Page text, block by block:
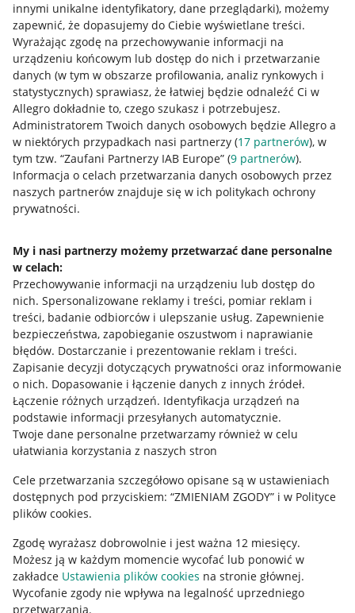
innymi unikalne identyfikatory, dane przeglądarki), możemy
zapewnić, że dopasujemy do Ciebie wyświetlane treści.
Wyrażając zgodę na przechowywanie informacji na
urządzeniu końcowym lub dostęp do nich i przetwarzanie
danych (w tym w obszarze profilowania, analiz rynkowych i
statystycznych) sprawiasz, że łatwiej będzie odnaleźć Ci w
Allegro dokładnie to, czego szukasz i potrzebujesz.
Administratorem Twoich danych osobowych będzie Allegro a
w niektórych przypadkach nasi partnerzy (17 partnerów), w
tym tzw. “Zaufani Partnerzy IAB Europe” (9 partnerów).
Informacja o celach przetwarzania danych osobowych przez
naszych partnerów znajduje się w ich politykach ochrony
prywatności.
My i nasi partnerzy możemy przetwarzać dane personalne
w celach:
Przechowywanie informacji na urządzeniu lub dostęp do
nich. Spersonalizowane reklamy i treści, pomiar reklam i
treści, badanie odbiorców i ulepszanie usług. Zapewnienie
bezpieczeństwa, zapobieganie oszustwom i naprawianie
błędów. Dostarczanie i prezentowanie reklam i treści.
Zapisanie decyzji dotyczących prywatności oraz informowanie
o nich. Dopasowanie i łączenie danych z innych źródeł.
Łączenie różnych urządzeń. Identyfikacja urządzeń na
podstawie informacji przesyłanych automatycznie.
Twoje dane personalne przetwarzamy również w celu
ułatwiania korzystania z naszych stron
Cele przetwarzania szczegółowo opisane są w ustawieniach
dostępnych pod przyciskiem: “ZMIENIAM ZGODY” i w Polityce
plików cookies.
Zgodę wyrażasz dobrowolnie i jest ważna 12 miesięcy.
Możesz ją w każdym momencie wycofać lub ponowić w
zakładce Ustawienia plików cookies na stronie głównej.
Wycofanie zgody nie wpływa na legalność uprzedniego
przetwarzania.
Przydatne informacje
Jak to działa
Allegro Gadane dla sprzedających
Allegro Gadane dla kupujących
Mapa miejscowości
Informacje prawne
Regulamin
Polityka plików "cookies"
Ustawienia plików "cookies"
Udostępnianie lokalizacji
Informacje dla Aktu o Usługach Cyfrowych
Pobierz aplikację